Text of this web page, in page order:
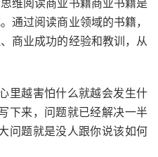
维阅读商业书籍商业书籍是
通过阅读商业领域的书籍，
商业成功的经验和教训，从
里越害怕什么就越会发生什
下来，问题就已经解决一半
问题就是没人跟你说该如何